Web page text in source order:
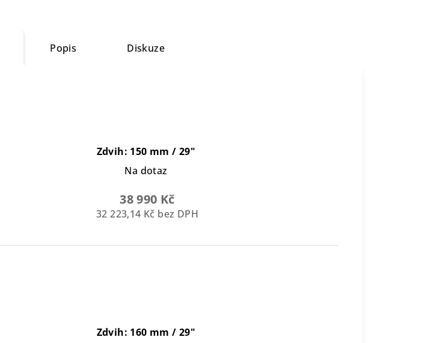
Popis Diskuze
Zdvih: 150 mm / 29"
Na dotaz
38 990 Kč
32 223,14 Kč bez DPH
Zdvih: 160 mm / 29"